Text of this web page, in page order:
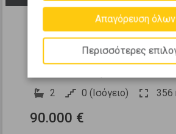
250834
Πώληση Επιχείρησης
2
0 (Ισόγειο) 356
90.000 €
Απαγόρευση όλων
Περισσότερες